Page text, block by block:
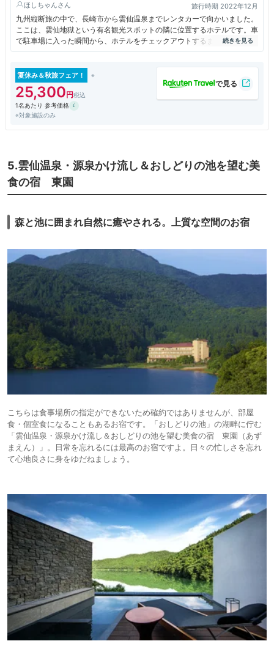
ほしちゃん 旅行時期 2022年12月
九州縦断旅の中で、長崎市から雲仙温泉までレンタカーで向かいました。
ここは、雲仙地獄という有名観光スポットの隣に位置するホテルです。車
で駐車場に入った瞬間から、ホテルをチェックアウトするまで、スタッフ
の皆さんの素晴らしい対応をしていただきました。客室は、スイートでは
雲仙地獄が目の前にクリアに見え、広々としていて綺麗なお部屋で感動し
ました。チェックイン時のウェルカムドリンク・スイーツから朝食・夕食
と食事をする機会がありましたが、どれも本当においしく、長崎の恵を感
じることができました。滞在中、自由に利用できるバーも2か所あり、美
味しいお酒をいただきながら優雅な時間を過ごすことができました。価格
夏休み＆秋旅フェア！
25,300
1名あたり 参考価格
※対象施設のみ
5.雲仙温泉・源泉かけ流し＆おしどりの池を望む美
⾷の宿 東園
森と池に囲まれ⾃然に癒やされる。上質な空間のお宿
こちらは食事場所の指定ができないため確約ではありませんが、部屋
食・個室食になることもあるお宿です。「おしどりの池」の湖畔に佇む
「雲仙温泉・源泉かけ流し＆おしどりの池を望む美⾷の宿 東園（あず
まえん）」。⽇常を忘れるには最高のお宿ですよ。⽇々の忙しさを忘れ
て⼼地良さに⾝をゆだねましょう。